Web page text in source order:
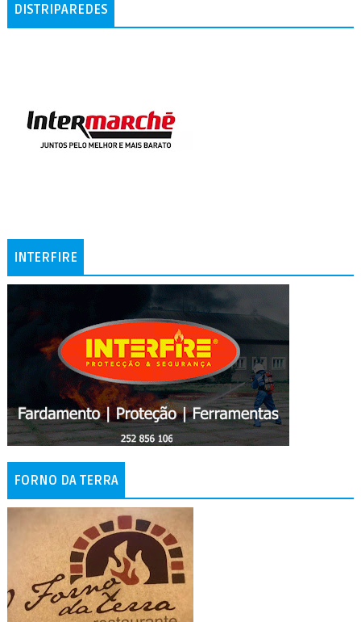
DISTRIPAREDES
INTERFIRE
FORNO DA TERRA